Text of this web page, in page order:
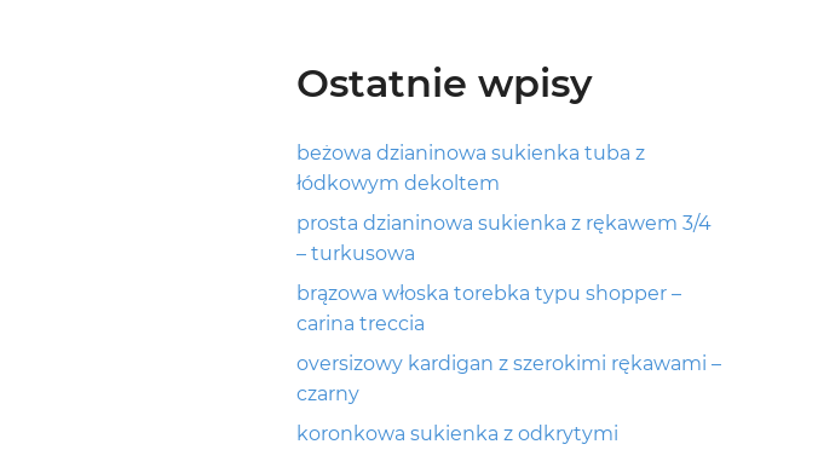
Ostatnie wpisy
beżowa dzianinowa sukienka tuba z
łódkowym dekoltem
prosta dzianinowa sukienka z rękawem 3/4
– turkusowa
brązowa włoska torebka typu shopper –
carina treccia
oversizowy kardigan z szerokimi rękawami –
czarny
koronkowa sukienka z odkrytymi